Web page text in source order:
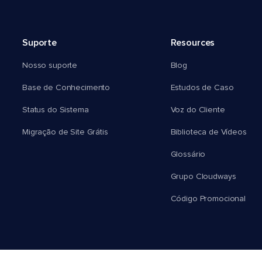
Suporte
Nosso suporte
Base de Conhecimento
Status do Sistema
Migração de Site Grátis
Resources
Blog
Estudos de Caso
Voz do Cliente
Biblioteca de Vídeos
Glossário
Grupo Cloudways
Código Promocional